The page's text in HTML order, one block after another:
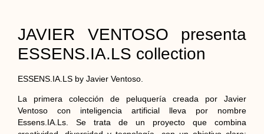
JAVIER VENTOSO presenta
ESSENS.IA.LS collection
ESSENS.IA.LS by Javier Ventoso.
La primera colección de peluquería creada por Javier
Ventoso con inteligencia artificial lleva por nombre
Essens.IA.Ls. Se trata de un proyecto que combina